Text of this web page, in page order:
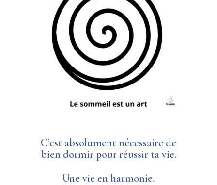
C’est absolument nécessaire de
bien dormir pour réussir ta vie.
Une vie en harmonie.